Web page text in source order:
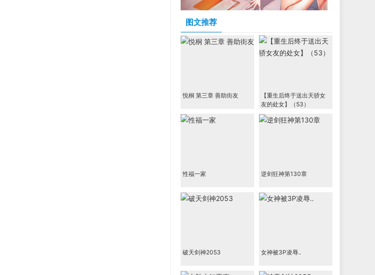
图文推荐
悦桐 第三章 善助街友
【重生后终于送出天骄女
友的处女】（53）
性福一家 逆剑狂神第130章
破天剑神2053 女神被3P凌辱..